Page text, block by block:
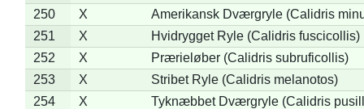
250
X
Amerikansk Dværgryle (Calidris
251
X
Hvidrygget Ryle (Calidris fuscicollis)
252
X
Prærieløber (Calidris subruficollis)
253
X
Stribet Ryle (Calidris melanotos)
254
X
Tyknæbbet Dværgryle (Calidris